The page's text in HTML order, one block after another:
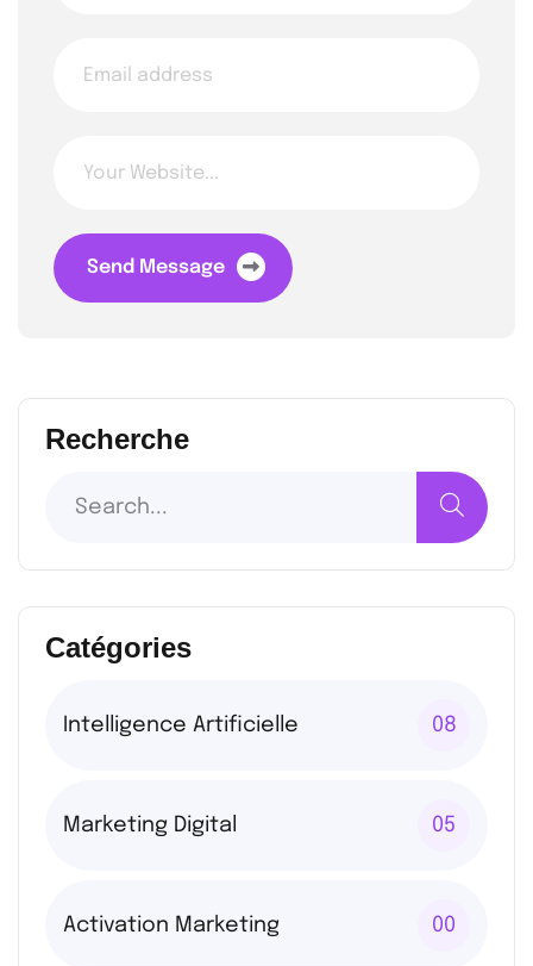
Send Message
Recherche
Catégories
Intelligence Artificielle 08
Marketing Digital 05
Activation Marketing 00